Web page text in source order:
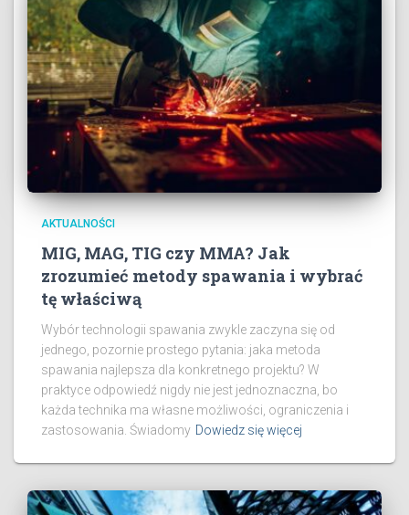
AKTUALNOŚCI
MIG, MAG, TIG czy MMA? Jak
zrozumieć metody spawania i wybrać
tę właściwą
Wybór technologii spawania zwykle zaczyna się od
jednego, pozornie prostego pytania: jaka metoda
spawania najlepsza dla konkretnego projektu? W
praktyce odpowiedź nigdy nie jest jednoznaczna, bo
każda technika ma własne możliwości, ograniczenia i
zastosowania. Świadomy Dowiedz się więcej